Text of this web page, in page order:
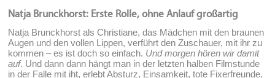
Natja Brunckhorst: Erste Rolle, ohne Anlauf großartig
Natja Brunckhorst als Christiane, das Mädchen mit den braunen
Augen und den vollen Lippen, verführt den Zuschauer, mit ihr zu
kommen – es ist doch so einfach. Und morgen hören wir damit
auf. Und dann dann hängt man in der letzten halben Filmstunde
in der Falle mit iht, erlebt Absturz, Einsamkeit, tote Fixerfreunde,